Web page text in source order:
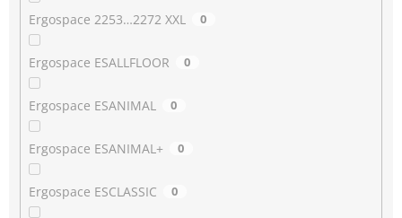
Ergospace 2253…2272 XXL 0
Ergospace ESALLFLOOR 0
Ergospace ESANIMAL 0
Ergospace ESANIMAL+ 0
Ergospace ESCLASSIC 0